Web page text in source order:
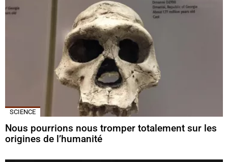
SCIENCE
Nous pourrions nous tromper totalement sur les
origines de l’humanité